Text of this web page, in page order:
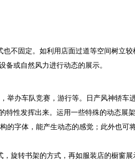
不固定。如利用店面过道等空间树立
或自然风力进行动态的展示。
举办车队竞赛，游行等。日产风神轿车
特性发挥出来。运用一些特殊的动态展
的字体，能产生动态的感觉；此外也可
旋转书架的方式，再如服装店的橱窗